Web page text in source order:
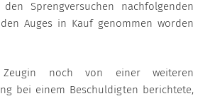
Sprengversuchen nachfolgenden
Auges in Kauf genommen worden
Zeugin noch von einer weiteren
bei einem Beschuldigten berichtete,